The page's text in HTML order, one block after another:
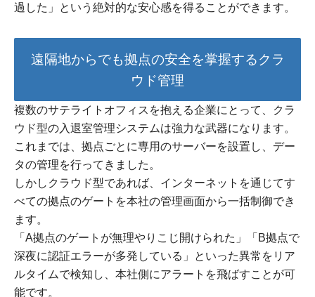
過した」という絶対的な安心感を得ることができます。
遠隔地からでも拠点の安全を掌握するクラ
ウド管理
複数のサテライトオフィスを抱える企業にとって、クラ
ウド型の入退室管理システムは強力な武器になります。
これまでは、拠点ごとに専用のサーバーを設置し、デー
タの管理を行ってきました。
しかしクラウド型であれば、インターネットを通じてす
べての拠点のゲートを本社の管理画面から一括制御でき
ます。
「A拠点のゲートが無理やりこじ開けられた」「B拠点で
深夜に認証エラーが多発している」といった異常をリア
ルタイムで検知し、本社側にアラートを飛ばすことが可
能です。